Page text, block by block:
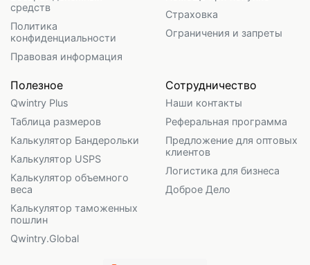
средств
Политика
конфиденциальности
Правовая информация
Страховка
Ограничения и запреты
Полезное
Qwintry Plus
Таблица размеров
Калькулятор Бандерольки
Калькулятор USPS
Калькулятор объемного
веса
Калькулятор таможенных
пошлин
Qwintry.Global
Сотрудничество
Наши контакты
Реферальная программа
Предложение для оптовых
клиентов
Логистика для бизнеса
Доброе Дело